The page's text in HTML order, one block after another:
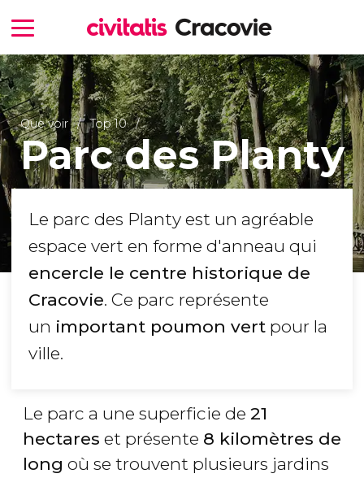
Que voir Top 10
Parc des Planty
Le parc des Planty est un agréable
espace vert en forme d'anneau qui
encercle le centre historique de
Cracovie. Ce parc représente
un important poumon vert pour la
ville.
Le parc a une superficie de 21
hectares et présente 8 kilomètres de
long où se trouvent plusieurs jardins